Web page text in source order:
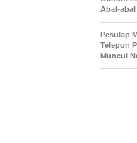
Abal-abal
Pesulap
Telepon
Muncul